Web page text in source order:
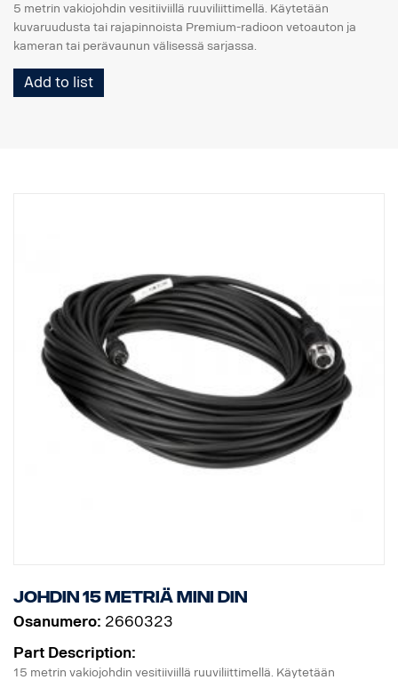
5 metrin vakiojohdin vesitiiviillä ruuviliittimellä. Käytetään
kuvaruudusta tai rajapinnoista Premium-radioon vetoauton ja
kameran tai perävaunun välisessä sarjassa.
Add to list
Johdin 15 metriä MINI DIN
Osanumero: 2660323
Part Description:
15 metrin vakiojohdin vesitiiviillä ruuviliittimellä. Käytetään